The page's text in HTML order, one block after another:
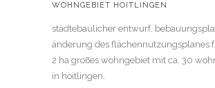
WOHNGEBIET HOITLINGEN
städtebaulicher entwurf,
änderung des flächennutzungsplanes
2 ha großes wohngebiet mit ca. 30
in hoitlingen.